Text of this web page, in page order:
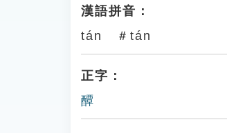
漢語拼音：
tán ＃tán
正字：
醰